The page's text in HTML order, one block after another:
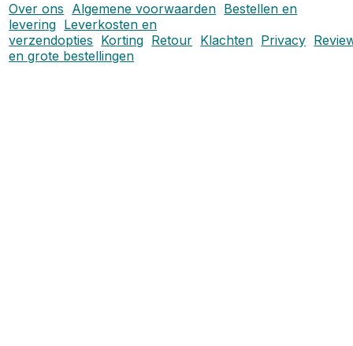
Over ons Algemene voorwaarden Bestellen en
levering Leverkosten en
verzendopties Korting Retour Klachten Privacy
en grote bestellingen